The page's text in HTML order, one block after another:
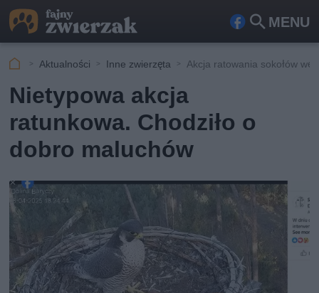
MENU
Fa
ook
Szu
kaj
Aktualności Inne zwierzęta Akcja ratowania sokołów
Nietypowa akcja
ratunkowa. Chodziło o
dobro maluchów